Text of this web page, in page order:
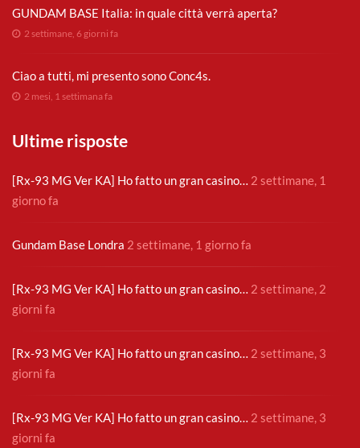
GUNDAM BASE Italia: in quale città verrà aperta?
2 settimane, 6 giorni fa
Ciao a tutti, mi presento sono Conc4s.
2 mesi, 1 settimana fa
Ultime risposte
[Rx-93 MG Ver KA] Ho fatto un gran casino…
2 settimane, 1
giorno fa
Gundam Base Londra 2 settimane, 1 giorno fa
[Rx-93 MG Ver KA] Ho fatto un gran casino…
2 settimane, 2
giorni fa
[Rx-93 MG Ver KA] Ho fatto un gran casino…
2 settimane, 3
giorni fa
[Rx-93 MG Ver KA] Ho fatto un gran casino…
2 settimane, 3
giorni fa